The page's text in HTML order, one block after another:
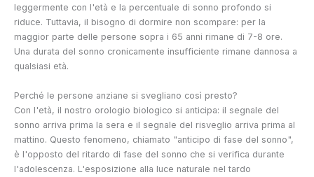
leggermente con l'età e la percentuale di sonno profondo si
riduce. Tuttavia, il bisogno di dormire non scompare: per la
maggior parte delle persone sopra i 65 anni rimane di 7-8 ore.
Una durata del sonno cronicamente insufficiente rimane dannosa a
qualsiasi età.
Perché le persone anziane si svegliano così presto?
Con l'età, il nostro orologio biologico si anticipa: il segnale del
sonno arriva prima la sera e il segnale del risveglio arriva prima al
mattino. Questo fenomeno, chiamato "anticipo di fase del sonno",
è l'opposto del ritardo di fase del sonno che si verifica durante
l'adolescenza. L'esposizione alla luce naturale nel tardo